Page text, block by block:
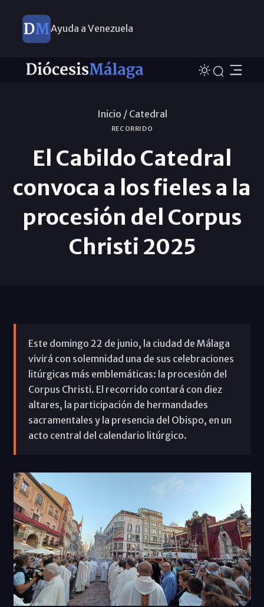
Ayuda a Venezuela
Inicio / Catedral
RECORRIDO
El Cabildo Catedral
convoca a los fieles a la
procesión del Corpus
Christi 2025
Este domingo 22 de junio, la ciudad de Málaga
vivirá con solemnidad una de sus celebraciones
litúrgicas más emblemáticas: la procesión del
Corpus Christi. El recorrido contará con diez
altares, la participación de hermandades
sacramentales y la presencia del Obispo, en un
acto central del calendario litúrgico.